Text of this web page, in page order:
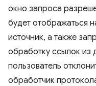
окно запроса
будет отображаться
источник, а также
обработку ссылок из
пользователь
обработчик